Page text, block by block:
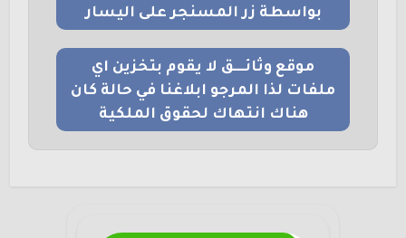
بواسطة زر المسنجر على اليسار
موقع وثائــــق لا يقوم بتخزين اي
ملفات لذا المرجو ابلاغنا في حالة كان
هناك انتهاك لحقوق الملكية